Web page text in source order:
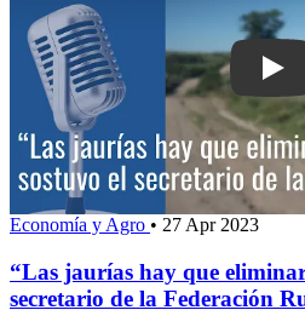
Economía y Agro • 27 Apr 2023
“Las jaurías hay que
secretario de la Federación